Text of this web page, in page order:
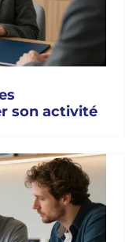
son activité